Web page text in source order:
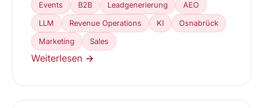
Events B2B Leadgenerierung AEO
LLM Revenue Operations KI Osnabrück
Marketing Sales
Weiterlesen →